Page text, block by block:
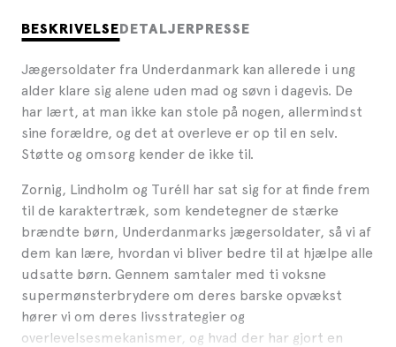
BESKRIVELSE DETALJER PRESSE
Jægersoldater fra Underdanmark kan allerede i ung
alder klare sig alene uden mad og søvn i dagevis. De
har lært, at man ikke kan stole på nogen, allermindst
sine forældre, og det at overleve er op til en selv.
Støtte og omsorg kender de ikke til.
Zornig, Lindholm og Turéll har sat sig for at finde frem
til de karaktertræk, som kendetegner de stærke
brændte børn, Underdanmarks jægersoldater, så vi af
dem kan lære, hvordan vi bliver bedre til at hjælpe alle
udsatte børn. Gennem samtaler med ti voksne
supermønsterbrydere om deres barske opvækst
hører vi om deres livsstrategier og
overlevelsesmekanismer, og hvad der har gjort en